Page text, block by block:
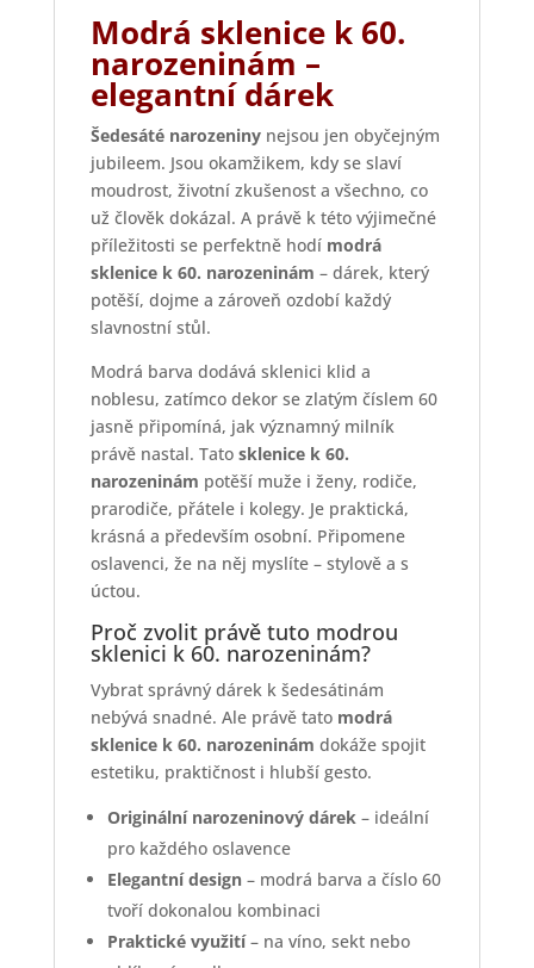
Modrá sklenice k 60.
narozeninám –
elegantní dárek
Šedesáté narozeninynejsou jen obyčejným
jubileem. Jsou okamžikem, kdy se slaví
moudrost, životní zkušenost a všechno, co
už člověk dokázal. A právě k této výjimečné
příležitosti se perfektně hodí modrá
sklenice k 60. narozeninám – dárek, který
potěší, dojme a zároveň ozdobí každý
slavnostní stůl.
Modrá barva dodává sklenici klid a
noblesu, zatímco dekor se zlatým číslem 60
jasně připomíná, jak významný milník
právě nastal. Tato sklenice k 60.
narozeninám potěší muže i ženy, rodiče,
prarodiče, přátele i kolegy. Je praktická,
krásná a především osobní. Připomene
oslavenci, že na něj myslíte – stylově a s
úctou.
Proč zvolit právě tuto modrou
sklenici k 60. narozeninám?
Vybrat správný dárek k šedesátinám
nebývá snadné. Ale právě tato modrá
sklenice k 60. narozeninám dokáže spojit
estetiku, praktičnost i hlubší gesto.
Originální narozeninový dárek– ideální
pro každého oslavence
Elegantní design– modrá barva a číslo 60
tvoří dokonalou kombinaci
Praktické využití– na víno, sekt nebo